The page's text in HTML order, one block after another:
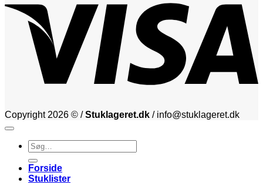
Copyright 2026 © /Stuklageret.dk / info@stuklageret.dk
Søg
efter:
Forside
Stuklister